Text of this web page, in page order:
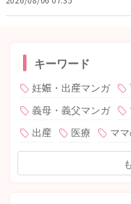
キーワード
妊娠・出産マンガ
義母・義父マンガ
出産
医療 マ